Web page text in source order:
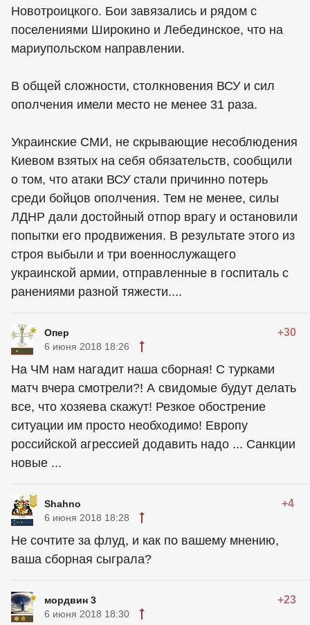
Новотроицкого. Бои завязались и рядом с
поселениями Широкино и Лебединское, что на
мариупольском направлении.
В общей сложности, столкновения ВСУ и сил
ополчения имели место не менее 31 раза.
Украинские СМИ, не скрывающие несоблюдения
Киевом взятых на себя обязательств, сообщили
о том, что атаки ВСУ стали причинно потерь
среди бойцов ополчения. Тем не менее, силы
ЛДНР дали достойный отпор врагу и остановили
попытки его продвижения. В результате этого из
строя выбыли и три военнослужащего
украинской армии, отправленные в госпиталь с
ранениями разной тяжести....
Опер +30
6 июня 2018 18:26
На ЧМ нам нагадит наша сборная! С турками
матч вчера смотрели?! А свидомые будут делать
все, что хозяева скажут! Резкое обострение
ситуации им просто необходимо! Европу
российской агрессией додавить надо ... Санкции
новые ...
Shahno +4
6 июня 2018 18:28
Не сочтите за флуд, и как по вашему мнению,
ваша сборная сыграла?
мордвин 3 +23
6 июня 2018 18:30